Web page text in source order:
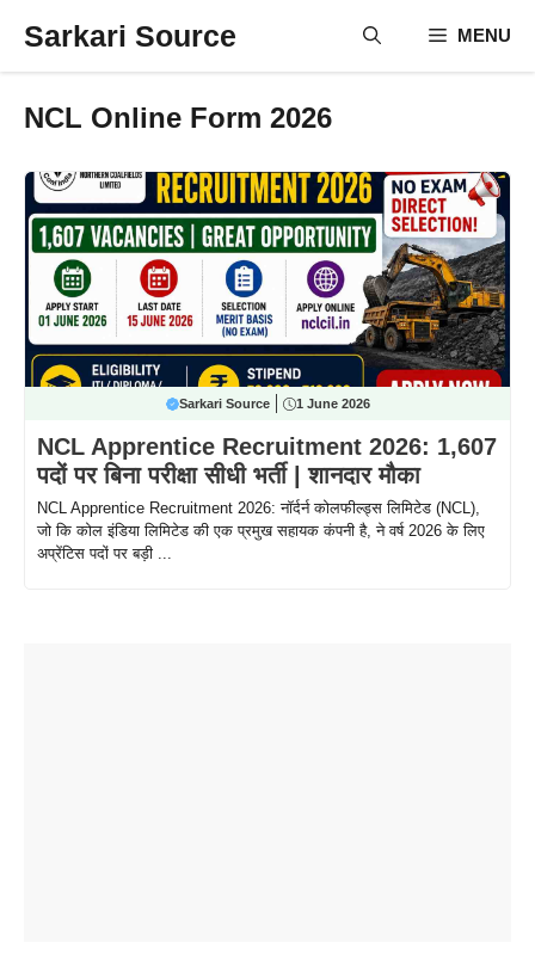
Sarkari Source MENU
NCL Online Form 2026
Sarkari Source 1 June 2026
NCL Apprentice Recruitment 2026: 1,607
पदों पर बिना परीक्षा सीधी भर्ती | शानदार मौका
NCL Apprentice Recruitment 2026: नॉर्दर्न कोलफील्ड्स लिमिटेड (NCL),
जो कि कोल इंडिया लिमिटेड की एक प्रमुख सहायक कंपनी है, ने वर्ष 2026 के लिए
अप्रेंटिस पदों पर बड़ी ...